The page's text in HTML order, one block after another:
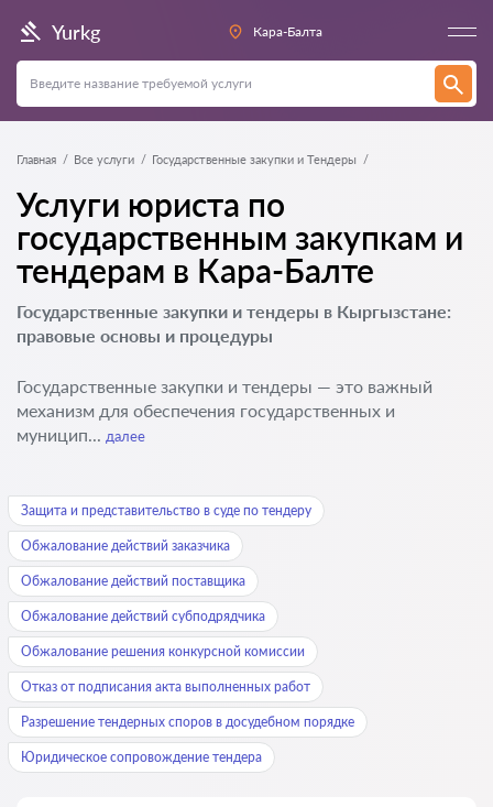
Yurkg Кара-Балта
Главная Все услуги Государственные закупки и Тендеры
Услуги юриста по
государственным закупкам и
тендерам в Кара-Балте
Государственные закупки и тендеры в Кыргызстане:
правовые основы и процедуры
Государственные закупки и тендеры — это важный
механизм для обеспечения государственных и
муницип... далее
Защита и представительство в суде по тендеру
Обжалование действий заказчика
Обжалование действий поставщика
Обжалование действий субподрядчика
Обжалование решения конкурсной комиссии
Отказ от подписания акта выполненных работ
Разрешение тендерных споров в досудебном порядке
Юридическое сопровождение тендера